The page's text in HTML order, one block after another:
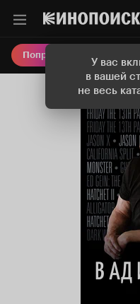
У вас
в вашей
не весь
Попробовать Плюс